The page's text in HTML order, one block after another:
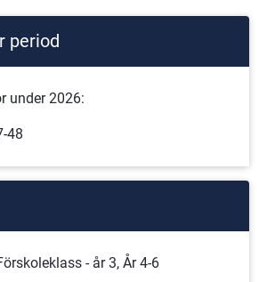
period
under 2026:
48
- år 3, År 4-6